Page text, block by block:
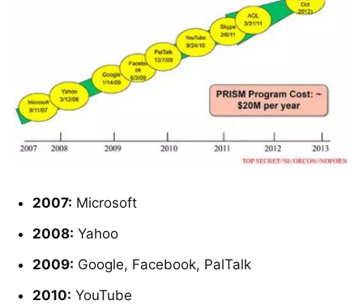
2007: Microsoft
2008: Yahoo
2009: Google, Facebook, PalTalk
2010: YouTube